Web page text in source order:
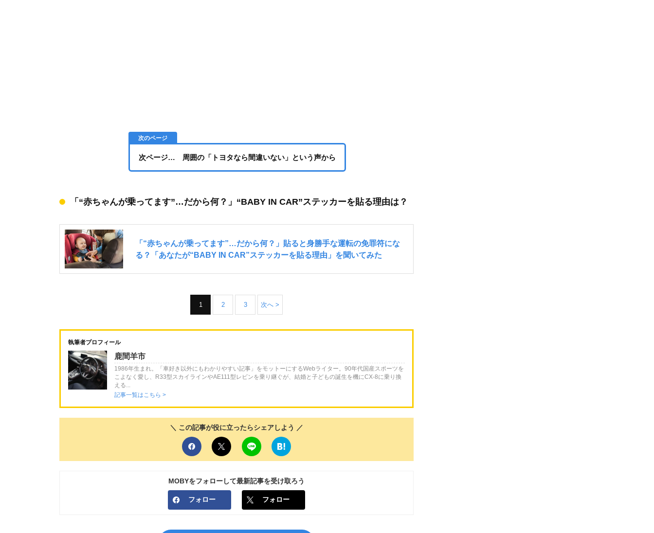
次ページ… 周囲の「トヨタなら間違いない」という声から
「“赤ちゃんが乗ってます”…だから何？」“BABY IN CAR”ステッカーを貼る理由は？
1 2 3 次へ >
執筆者プロフィール
鹿間羊市
1986年生まれ。「車好き以外にもわかりやすい記事」をモットーにするWebライター。90年代国産スポーツを
こよなく愛し、R33型スカイラインやAE111型レビンを乗り継ぐが、結婚と子どもの誕生を機にCX-8に乗り換
える...
記事一覧はこちら >
＼ この記事が役に立ったらシェアしよう ／
MOBYをフォローして最新記事を受け取ろう
フォロー フォロー